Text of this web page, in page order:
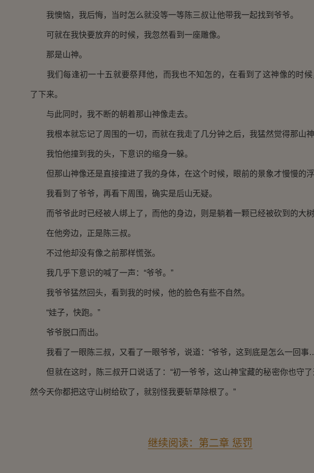
我懊恼，我后悔，当时怎么就没等一等陈三叔让他带我一起找到爷爷。
可就在我快要放弃的时候，我忽然看到一座雕像。
那是山神。
我们每逢初一十五就要祭拜他，而我也不知怎的，在看到了这神像的时候
了下来。
与此同时，我不断的朝着那山神像走去。
我根本就忘记了周围的一切，而就在我走了几分钟之后，我猛然觉得那山神
我怕他撞到我的头，下意识的缩身一躲。
但那山神像还是直接撞进了我的身体，在这个时候，眼前的景象才慢慢的浮
我看到了爷爷，再看下周围，确实是后山无疑。
而爷爷此时已经被人绑上了，而他的身边，则是躺着一颗已经被砍到的大树
在他旁边，正是陈三叔。
不过他却没有像之前那样慌张。
我几乎下意识的喊了一声：“爷爷。”
我爷爷猛然回头，看到我的时候，他的脸色有些不自然。
“娃子，快跑。”
爷爷脱口而出。
我看了一眼陈三叔，又看了一眼爷爷，说道：“爷爷，这到底是怎么一回
但就在这时，陈三叔开口说话了：“初一爷爷，这山神宝藏的秘密你也守了
然今天你都把这守山树给砍了，就别怪我要斩草除根了。”
继续阅读：第二章 惩罚